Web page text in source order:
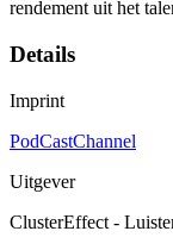
rendement uit het
Details
Imprint
PodCastChannel
Uitgever
ClusterEffect -